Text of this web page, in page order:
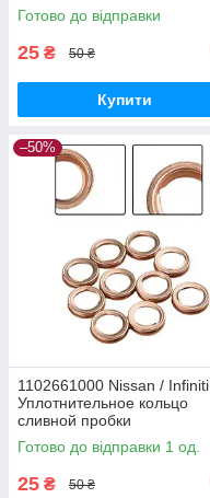
Готово до відправки
25 ₴ 50 ₴
Купити
–50%
1102661000 Nissan / Infiniti
Уплотнительное кольцо
сливной пробки
Готово до відправки 1 од.
25 ₴ 50 ₴